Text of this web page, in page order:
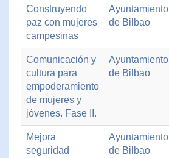
Construyendo
paz con mujeres
campesinas
Ayuntamiento
de Bilbao
Comunicación y
cultura para
empoderamiento
de mujeres y
jóvenes. Fase II.
Ayuntamiento
de Bilbao
Mejora
seguridad
Ayuntamiento
de Bilbao